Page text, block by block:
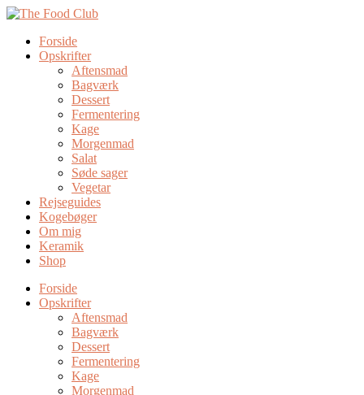
Forside
Opskrifter
Aftensmad
Bagværk
Dessert
Fermentering
Kage
Morgenmad
Salat
Søde sager
Vegetar
Rejseguides
Kogebøger
Om mig
Keramik
Shop
Forside
Opskrifter
Aftensmad
Bagværk
Dessert
Fermentering
Kage
Morgenmad